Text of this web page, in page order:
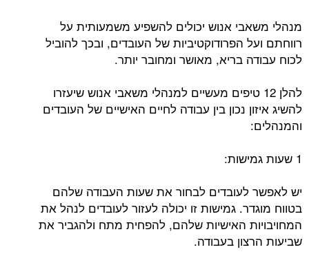
מנהלי משאבי אנוש יכולים להשפיע משמעותית על
רווחתם ועל הפרודוקטיביות של העובדים, ובכך להוביל
לכוח עבודה בריא, מאושר ומחובר יותר.
להלן 12 טיפים מעשיים למנהלי משאבי אנוש שיעזרו
להשיג איזון נכון בין עבודה לחיים האישיים של העובדים
והמנהלים:
1 שעות גמישות:
יש לאפשר לעובדים לבחור את שעות העבודה שלהם
בטווח מוגדר. גמישות זו יכולה לעזור לעובדים לנהל את
המחויבויות האישיות שלהם, להפחית מתח ולהגביר את
שביעות הרצון בעבודה.